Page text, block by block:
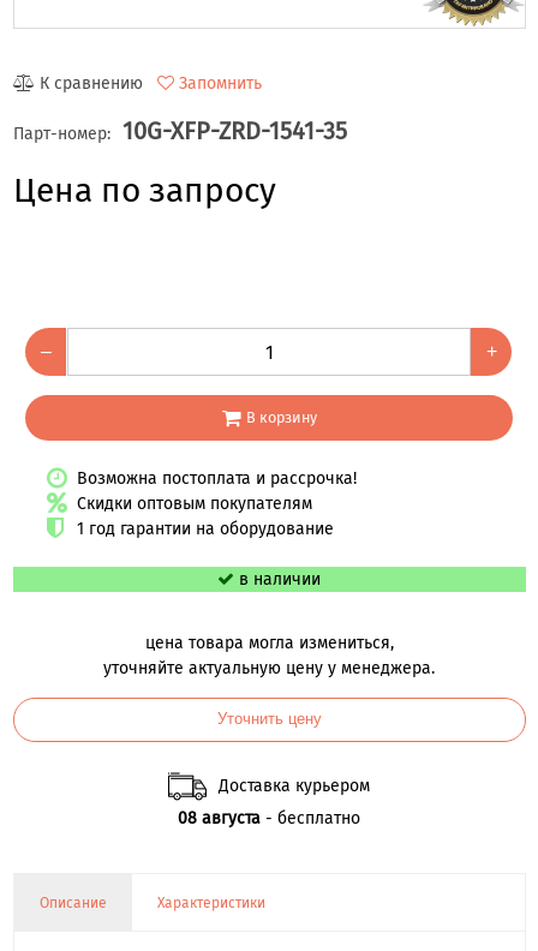
К сравнению Запомнить
Парт-номер: 10G-XFP-ZRD-1541-35
Цена по запросу
– +
В корзину
Возможна постоплата и рассрочка!
Скидки оптовым покупателям
1 год гарантии на оборудование
в наличии
цена товара могла измениться,
уточняйте актуальную цену у менеджера.
Уточнить цену
Доставка курьером
08 августа - бесплатно
Описание Характеристики